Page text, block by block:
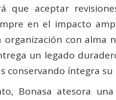
aceptar
en el impacto
con alma
un legado
íntegra
Bonasa atesora